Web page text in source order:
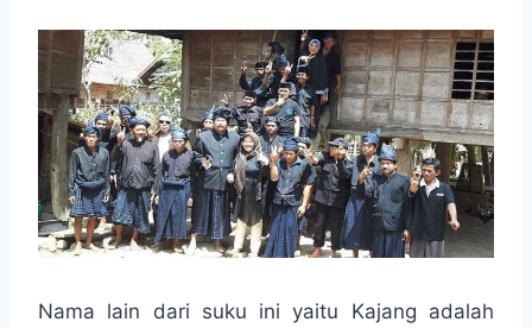
Nama lain dari suku ini yaitu Kajang adalah